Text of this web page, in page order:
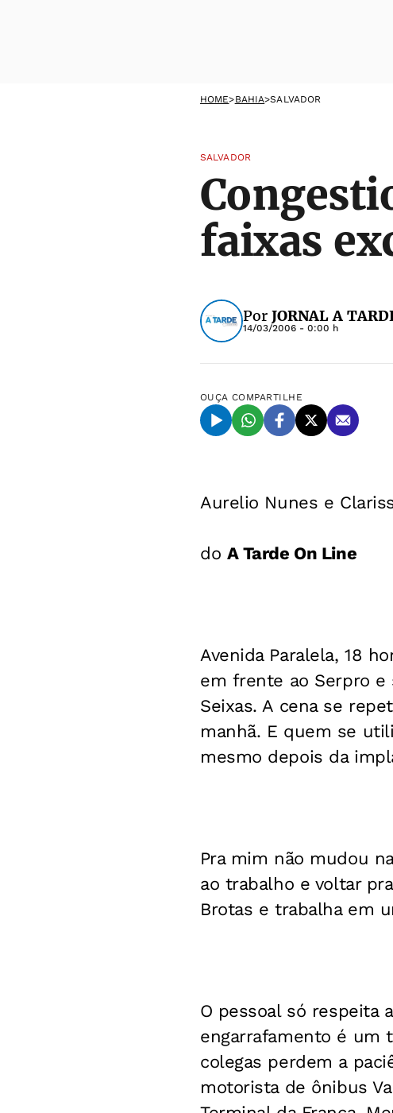
HOME>BAHIA>SALVADOR
SALVADOR
faixas
Por JORNAL A
14/03/2006 - 0:00 h
OUÇA COMPARTILHE
Aurelio Nunes e
do A Tarde On Line
Avenida Paralela, 18
em frente ao Serpro e
Seixas. A cena se
manhã. E quem se
mesmo depois da
Pra mim não mudou
ao trabalho e voltar
Brotas e trabalha em
O pessoal só
engarrafamento é um
colegas perdem a
motorista de ônibus